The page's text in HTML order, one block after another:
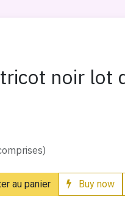
noir lot
au panier Buy now